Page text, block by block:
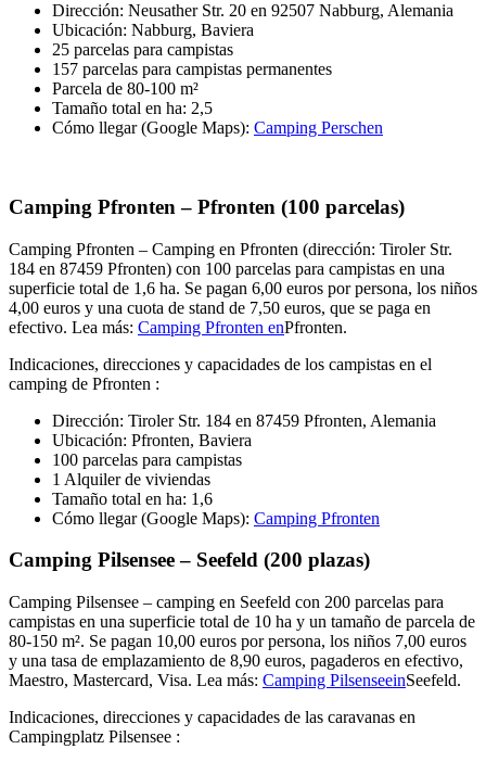
Dirección: Neusather Str. 20 en 92507 Nabburg, Alemania
Ubicación: Nabburg, Baviera
25 parcelas para campistas
157 parcelas para campistas permanentes
Parcela de 80-100 m²
Tamaño total en ha: 2,5
Cómo llegar (Google Maps): Camping Perschen
Camping Pfronten – Pfronten (100 parcelas)
Camping Pfronten – Camping en Pfronten (dirección: Tiroler Str.
184 en 87459 Pfronten) con 100 parcelas para campistas en una
superficie total de 1,6 ha. Se pagan 6,00 euros por persona, los niños
4,00 euros y una cuota de stand de 7,50 euros, que se paga en
efectivo. Lea más: Camping Pfronten enPfronten.
Indicaciones, direcciones y capacidades de los campistas en el
camping de Pfronten :
Dirección: Tiroler Str. 184 en 87459 Pfronten, Alemania
Ubicación: Pfronten, Baviera
100 parcelas para campistas
1 Alquiler de viviendas
Tamaño total en ha: 1,6
Cómo llegar (Google Maps): Camping Pfronten
Camping Pilsensee – Seefeld (200 plazas)
Camping Pilsensee – camping en Seefeld con 200 parcelas para
campistas en una superficie total de 10 ha y un tamaño de parcela de
80-150 m². Se pagan 10,00 euros por persona, los niños 7,00 euros
y una tasa de emplazamiento de 8,90 euros, pagaderos en efectivo,
Maestro, Mastercard, Visa. Lea más: Camping PilsenseeinSeefeld.
Indicaciones, direcciones y capacidades de las caravanas en
Campingplatz Pilsensee :